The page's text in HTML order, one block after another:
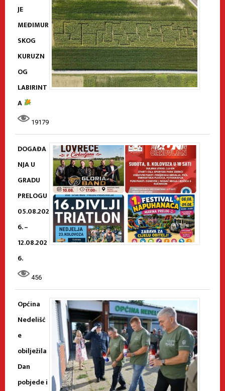
JE
MEĐIMUR
SKOG
KURUZN
OG
LABIRINT
A
19179
DOGAĐA
NJA U
GRADU
PRELOGU
05.08.202
6. –
12.08.202
6.
456
Općina
Nedelišć
e
obilježila
Dan
pobjede i